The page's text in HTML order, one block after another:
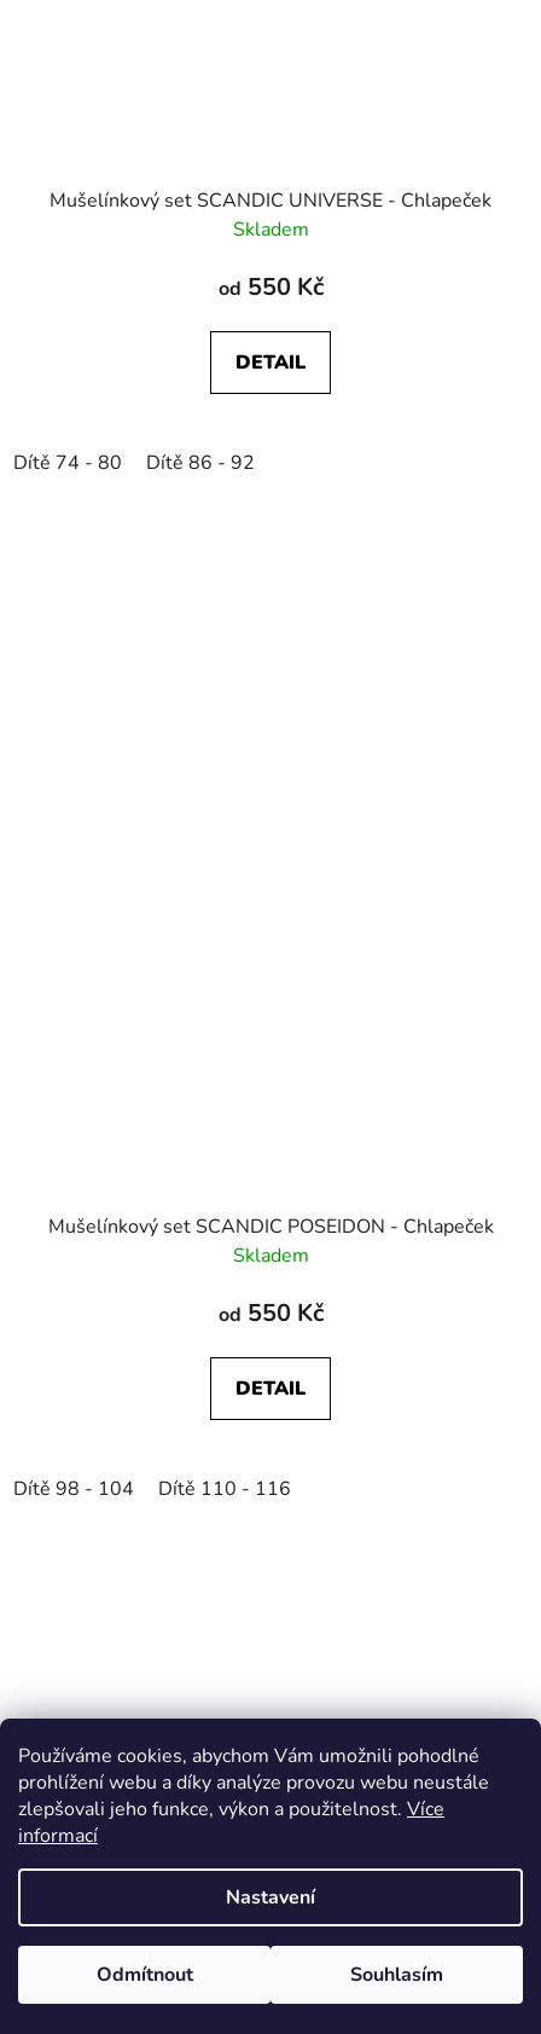
Používáme cookies, abychom Vám umožnili pohodlné
prohlížení webu a díky analýze provozu webu neustále
zlepšovali jeho funkce, výkon a použitelnost. Více
informací
Nastavení
Odmítnout Souhlasím
Mušelínkový set SCANDIC UNIVERSE - Chlapeček
Skladem
od 550 Kč
DETAIL
Dítě 74 - 80 Dítě 86 - 92
Mušelínkový set SCANDIC POSEIDON - Chlapeček
Skladem
od 550 Kč
DETAIL
Dítě 98 - 104 Dítě 110 - 116